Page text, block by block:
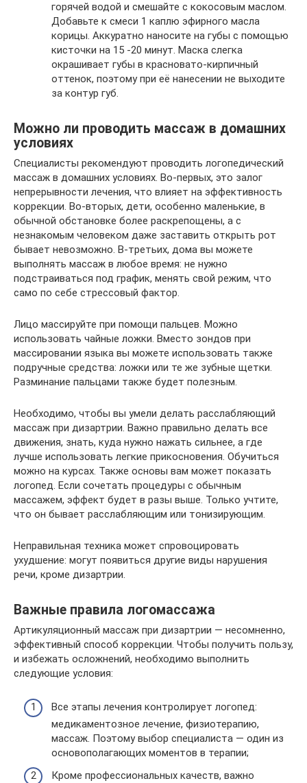
горячей водой и смешайте с кокосовым маслом.
Добавьте к смеси 1 каплю эфирного масла
корицы. Аккуратно наносите на губы с помощью
кисточки на 15 -20 минут. Маска слегка
окрашивает губы в красновато-кирпичный
оттенок, поэтому при её нанесении не выходите
за контур губ.
Можно ли проводить массаж в домашних
условиях
Специалисты рекомендуют проводить логопедический
массаж в домашних условиях. Во-первых, это залог
непрерывности лечения, что влияет на эффективность
коррекции. Во-вторых, дети, особенно маленькие, в
обычной обстановке более раскрепощены, а с
незнакомым человеком даже заставить открыть рот
бывает невозможно. В-третьих, дома вы можете
выполнять массаж в любое время: не нужно
подстраиваться под график, менять свой режим, что
само по себе стрессовый фактор.
Лицо массируйте при помощи пальцев. Можно
использовать чайные ложки. Вместо зондов при
массировании языка вы можете использовать также
подручные средства: ложки или те же зубные щетки.
Разминание пальцами также будет полезным.
Необходимо, чтобы вы умели делать расслабляющий
массаж при дизартрии. Важно правильно делать все
движения, знать, куда нужно нажать сильнее, а где
лучше использовать легкие прикосновения. Обучиться
можно на курсах. Также основы вам может показать
логопед. Если сочетать процедуры с обычным
массажем, эффект будет в разы выше. Только учтите,
что он бывает расслабляющим или тонизирующим.
Неправильная техника может спровоцировать
ухудшение: могут появиться другие виды нарушения
речи, кроме дизартрии.
Важные правила логомассажа
Артикуляционный массаж при дизартрии — несомненно,
эффективный способ коррекции. Чтобы получить пользу,
и избежать осложнений, необходимо выполнить
следующие условия:
Все этапы лечения контролирует логопед:
медикаментозное лечение, физиотерапию,
массаж. Поэтому выбор специалиста — один из
основополагающих моментов в терапии;
Кроме профессиональных качеств, важно